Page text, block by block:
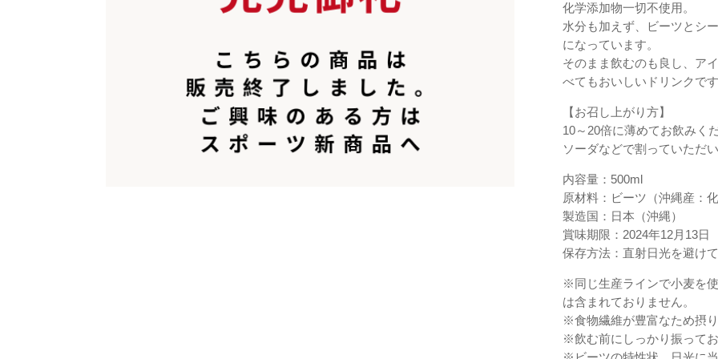
化学添加物一切不使用。
水分も加えず、ビーツとシ
になっています。
そのまま飲むのも良し、ア
べてもおいしいドリンクで
【お召し上がり方】
10～20倍に薄めてお飲みく
ソーダなどで割っていただ
内容量：500ml
原材料：ビーツ（沖縄産：
製造国：日本（沖縄）
賞味期限：2024年12月13日
保存方法：直射日光を避け
※同じ生産ラインで小麦を
は含まれておりません。
※食物繊維が豊富なため摂
※飲む前にしっかり振って